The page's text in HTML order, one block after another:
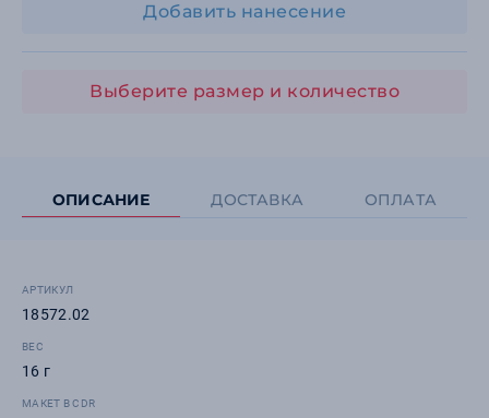
Добавить нанесение
Выберите размер и количество
ОПИСАНИЕ ДОСТАВКА ОПЛАТА
АРТИКУЛ
18572.02
ВЕС
16 г
МАКЕТ В CDR